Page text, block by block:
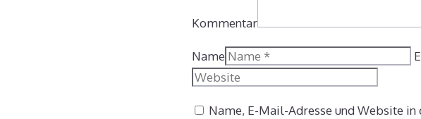
Kommentar
Name
Name, E-Mail-Adresse und Website